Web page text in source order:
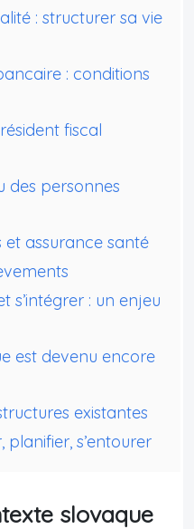
: structurer sa vie
: conditions
fiscal
des personnes
et assurance santé
s’intégrer : un enjeu
est devenu encore
existantes
planifier, s’entourer
slovaque